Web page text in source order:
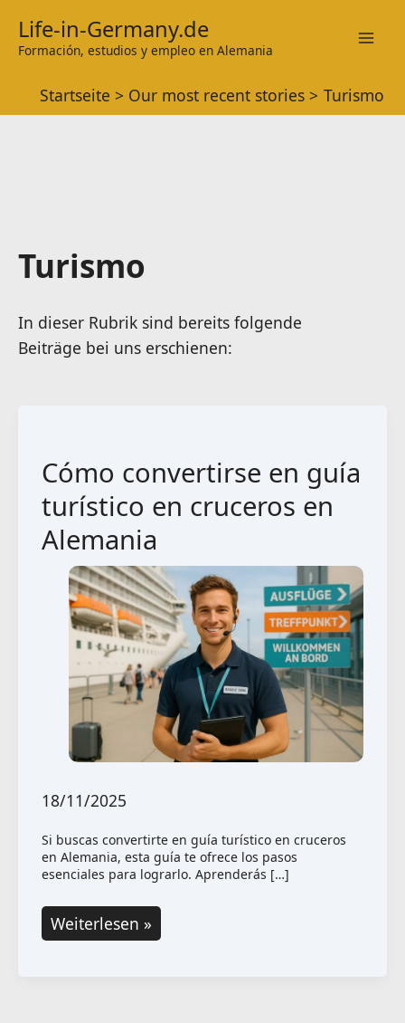
Inhalt
springen
Life-in-Germany.de
Formación, estudios y empleo en Alemania
Startseite Our most recent stories Turismo
Turismo
Cómo convertirse en guía
turístico en cruceros en
Alemania
18/11/2025
Si buscas convertirte en guía turístico en cruceros
en Alemania, esta guía te ofrece los pasos
esenciales para lograrlo. Aprenderás […]
Cómo
convertirse
Weiterlesen »